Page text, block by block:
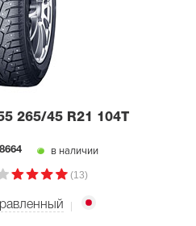
265/45 R21 104T
в наличии
(13)